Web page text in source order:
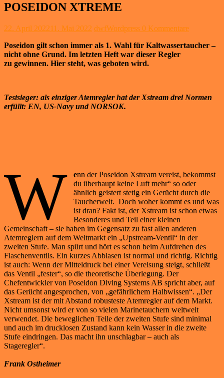
POSEIDON XTREME
22. April 202211. Mai 2022 dwfWordpress 0 Kommentare
Poseidon gilt schon immer als 1. Wahl für Kaltwassertaucher –
nicht ohne Grund. Im letzten Heft war dieser Regler
zu gewinnen. Hier steht, was geboten wird.
Testsieger: als einziger Atemregler hat der Xstream drei Normen
erfüllt: EN, US-Navy und NORSOK.
W enn der Poseidon Xstream vereist, bekommst
du überhaupt keine Luft mehr“ so oder
ähnlich geistert stetig ein Gerücht durch die
Taucherwelt. Doch woher kommt es und was
ist dran? Fakt ist, der Xstream ist schon etwas
Besonderes und Teil einer kleinen
Gemeinschaft – sie haben im Gegensatz zu fast allen anderen
Atemreglern auf dem Weltmarkt ein „Upstream-Ventil“ in der
zweiten Stufe. Man spürt und hört es schon beim Aufdrehen des
Flaschenventils. Ein kurzes Abblasen ist normal und richtig. Richtig
ist auch: Wenn der Mitteldruck bei einer Vereisung steigt, schließt
das Ventil „fester“, so die theoretische Überlegung. Der
Chefentwickler von Poseidon Diving Systems AB spricht aber, auf
das Gerücht angesprochen, von „gefährlichem Halbwissen“. „Der
Xstream ist der mit Abstand robusteste Atemregler auf dem Markt.
Nicht umsonst wird er von so vielen Marinetauchern weltweit
verwendet. Die beweglichen Teile der zweiten Stufe sind minimal
und auch im drucklosen Zustand kann kein Wasser in die zweite
Stufe eindringen. Das macht ihn unschlagbar – auch als
Stageregler“.
Frank Ostheimer